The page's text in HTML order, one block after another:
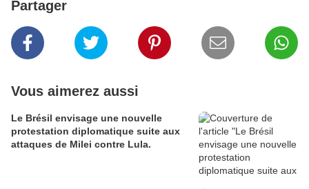
Partager
Vous aimerez aussi
Le Brésil envisage une nouvelle
protestation diplomatique suite aux
attaques de Milei contre Lula.